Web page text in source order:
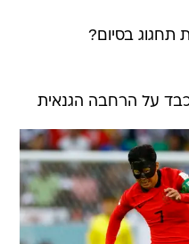
תחגוג בסיום?
על הרחבה הגנאית